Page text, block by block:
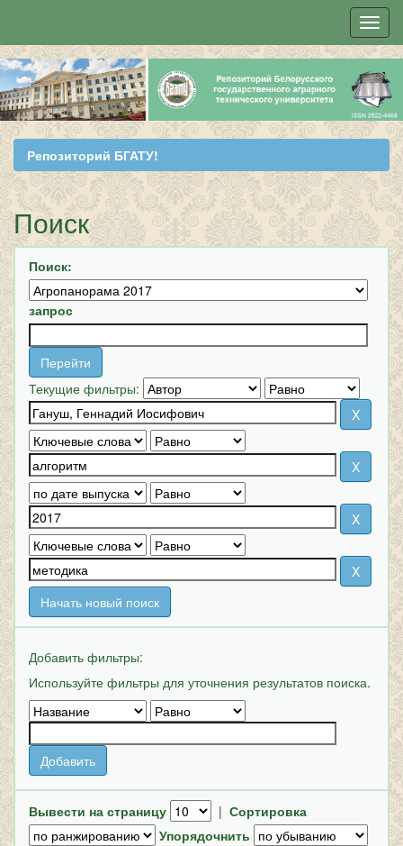
Skip
navigation
Репозиторий БГАТУ!
Поиск
Поиск:
запрос
Текущие фильтры:
Начать новый поиск
Добавить фильтры:
Используйте фильтры для уточнения результатов поиска.
Вывести на страницу | Сортировка
Упорядочнить